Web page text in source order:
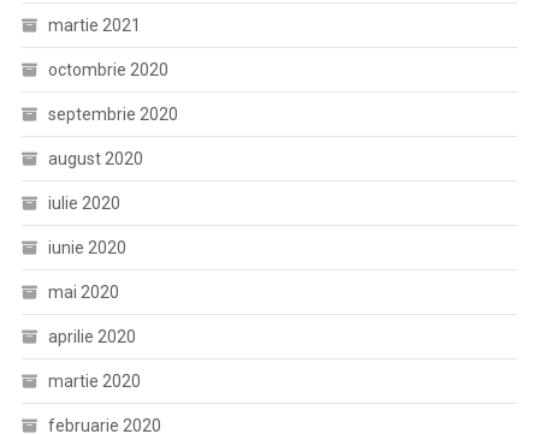
martie 2021
octombrie 2020
septembrie 2020
august 2020
iulie 2020
iunie 2020
mai 2020
aprilie 2020
martie 2020
februarie 2020